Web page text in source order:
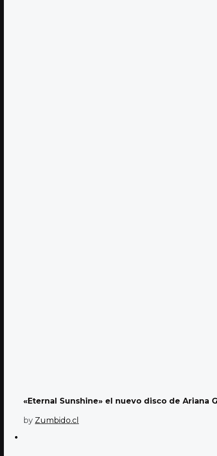
«Eternal Sunshine» el nuevo disco de Ariana
by Zumbido.cl